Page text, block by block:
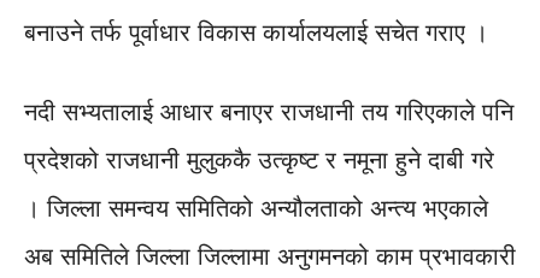
बनाउने तर्फ पूर्वाधार विकास कार्यालयलाई सचेत गराए ।
नदी सभ्यतालाई आधार बनाएर राजधानी तय गरिएकाले पनि
प्रदेशको राजधानी मुलुककै उत्कृष्ट र नमूना हुने दाबी गरे
। जिल्ला समन्वय समितिको अन्यौलताको अन्त्य भएकाले
अब समितिले जिल्ला जिल्लामा अनुगमनको काम प्रभावकारी